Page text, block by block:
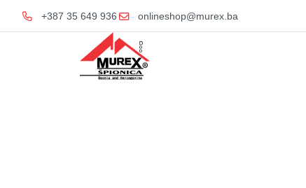
+387 35 649 936 onlineshop@murex.ba